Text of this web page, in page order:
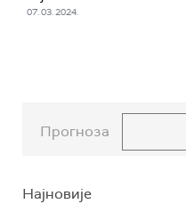
07. 03. 2024.
Прогноза
Најновије